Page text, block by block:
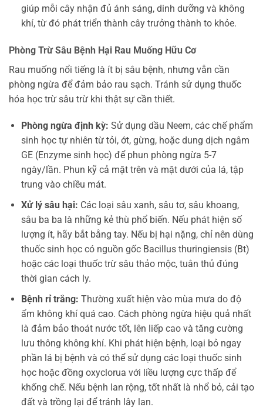
giúp mỗi cây nhận đủ ánh sáng, dinh dưỡng và không
khí, từ đó phát triển thành cây trưởng thành to khỏe.
Phòng Trừ Sâu Bệnh Hại Rau Muống Hữu Cơ
Rau muống nổi tiếng là ít bị sâu bệnh, nhưng vẫn cần
phòng ngừa để đảm bảo rau sạch. Tránh sử dụng thuốc
hóa học trừ sâu trừ khi thật sự cần thiết.
Phòng ngừa định kỳ: Sử dụng dầu Neem, các chế phẩm
sinh học tự nhiên từ tỏi, ớt, gừng, hoặc dung dịch ngâm
GE (Enzyme sinh học) để phun phòng ngừa 5-7
ngày/lần. Phun kỹ cả mặt trên và mặt dưới của lá, tập
trung vào chiều mát.
Xử lý sâu hại: Các loại sâu xanh, sâu tơ, sâu khoang,
sâu ba ba là những kẻ thù phổ biến. Nếu phát hiện số
lượng ít, hãy bắt bằng tay. Nếu bị hại nặng, chỉ nên dùng
thuốc sinh học có nguồn gốc Bacillus thuringiensis (Bt)
hoặc các loại thuốc trừ sâu thảo mộc, tuân thủ đúng
thời gian cách ly.
Bệnh rỉ trắng: Thường xuất hiện vào mùa mưa do độ
ẩm không khí quá cao. Cách phòng ngừa hiệu quả nhất
là đảm bảo thoát nước tốt, lên liếp cao và tăng cường
lưu thông không khí. Khi phát hiện bệnh, loại bỏ ngay
phần lá bị bệnh và có thể sử dụng các loại thuốc sinh
học hoặc đồng oxyclorua với liều lượng cực thấp để
khống chế. Nếu bệnh lan rộng, tốt nhất là nhổ bỏ, cải tạo
đất và trồng lại để tránh lây lan.